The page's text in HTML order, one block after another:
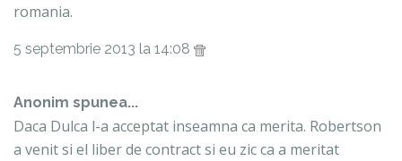
romania.
5 septembrie 2013 la 14:08
Anonim spunea...
Daca Dulca l-a acceptat inseamna ca merita. Robertson
a venit si el liber de contract si eu zic ca a meritat